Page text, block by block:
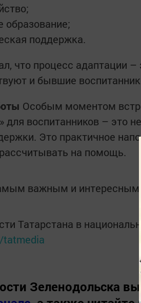
образование;
поддержка.
что процесс адаптации
и бывшие
Особым моментом
воспитанников – это
Это практичное
на помощь.
важным и интересным
Татарстана в
Зеленодольска